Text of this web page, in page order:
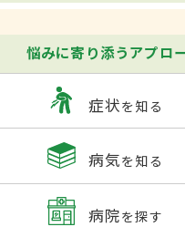
悩みに寄り添うアプロ
症状を知る
病気を知る
病院を探す